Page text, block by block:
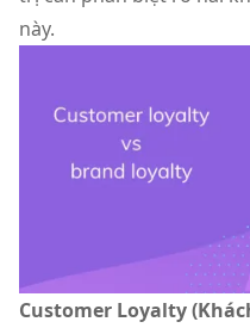
này.
Customer Loyalty